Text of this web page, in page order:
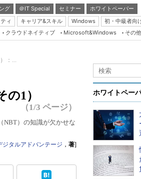
グ ＠IT Special セミナー
ホワイトペーパー
ィ キャリア&スキル Windows 初・中級者向
Server & Storage
Database Expert
Master of IP Network
Security & Trust
クラウドネイティブ Microsoft&Windows その
：...
1）
（1/3 ページ）
NBT）の知識が欠かせな
ジタルアドバンテージ ， 著]
ホワイトペー